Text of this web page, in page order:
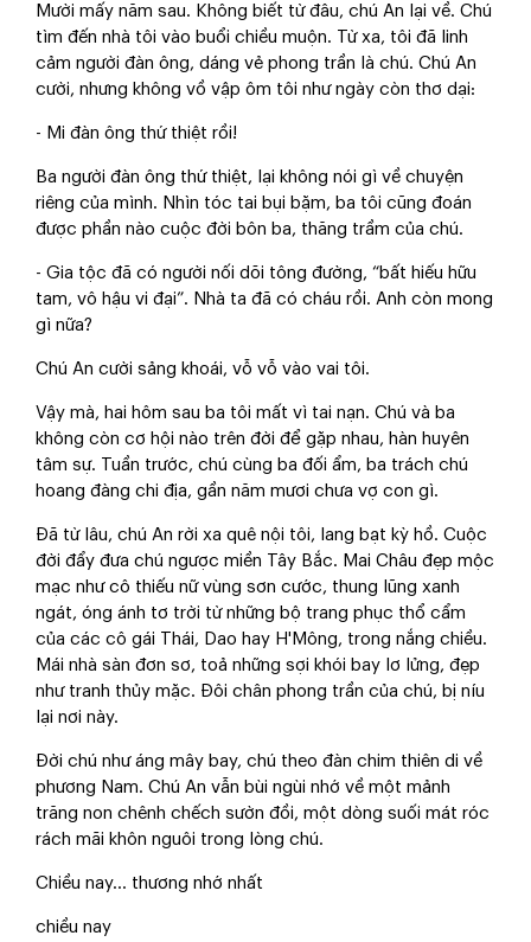
Mười mấy năm sau. Không biết từ đâu, chú An lại về. Chú
tìm đến nhà tôi vào buổi chiều muộn. Từ xa, tôi đã linh
cảm người đàn ông, dáng vẻ phong trần là chú. Chú An
cười, nhưng không vồ vập ôm tôi như ngày còn thơ dại:
- Mi đàn ông thứ thiệt rồi!
Ba người đàn ông thứ thiệt, lại không nói gì về chuyện
riêng của mình. Nhìn tóc tai bụi bặm, ba tôi cũng đoán
được phần nào cuộc đời bôn ba, thăng trầm của chú.
- Gia tộc đã có người nối dõi tông đường, “bất hiếu hữu
tam, vô hậu vi đại”. Nhà ta đã có cháu rồi. Anh còn mong
gì nữa?
Chú An cười sảng khoái, vỗ vỗ vào vai tôi.
Vậy mà, hai hôm sau ba tôi mất vì tai nạn. Chú và ba
không còn cơ hội nào trên đời để gặp nhau, hàn huyên
tâm sự. Tuần trước, chú cùng ba đối ẩm, ba trách chú
hoang đàng chi địa, gần năm mươi chưa vợ con gì.
Đã từ lâu, chú An rời xa quê nội tôi, lang bạt kỳ hồ. Cuộc
đời đẩy đưa chú ngược miền Tây Bắc. Mai Châu đẹp mộc
mạc như cô thiếu nữ vùng sơn cước, thung lũng xanh
ngát, óng ánh tơ trời từ những bộ trang phục thổ cẩm
của các cô gái Thái, Dao hay H'Mông, trong nắng chiều.
Mái nhà sàn đơn sơ, toả những sợi khói bay lơ lửng, đẹp
như tranh thủy mặc. Đôi chân phong trần của chú, bị níu
lại nơi này.
Đời chú như áng mây bay, chú theo đàn chim thiên di về
phương Nam. Chú An vẫn bùi ngùi nhớ về một mảnh
trăng non chênh chếch sườn đồi, một dòng suối mát róc
rách mãi khôn nguôi trong lòng chú.
Chiều nay... thương nhớ nhất
chiều nay